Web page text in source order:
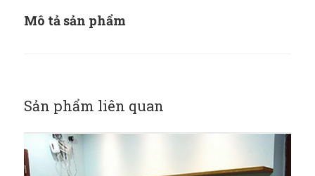
Mô tả sản phẩm
Sản phẩm liên quan